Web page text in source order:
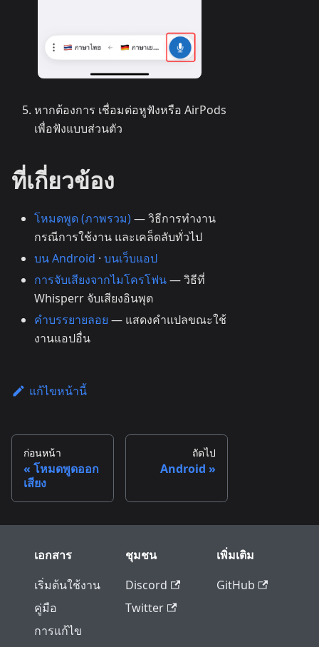
หากต้องการ เชื่อมต่อหูฟังหรือ AirPods
เพื่อฟังแบบส่วนตัว
ที่เกี่ยวข้อง
โหมดพูด (ภาพรวม)— วิธีการทำงาน
กรณีการใช้งาน และเคล็ดลับทั่วไป
บน Android · บนเว็บแอป
การจับเสียงจากไมโครโฟน— วิธีที่
Whisperr จับเสียงอินพุต
คำบรรยายลอย — แสดงคำแปลขณะใช้
งานแอปอื่น
แก้ไขหน้านี้
ก่อนหน้า
โหมดพูดออก
เสียง
ถัดไป
Android
เอกสาร
เริ่มต้นใช้งาน
คู่มือ
การแก้ไข
ชุมชน
Discord
Twitter
เพิ่มเติม
GitHub